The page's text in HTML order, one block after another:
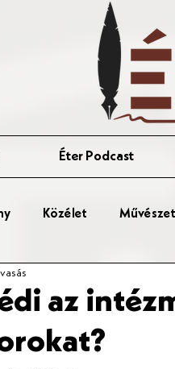
Éter Podcast
Közélet
az